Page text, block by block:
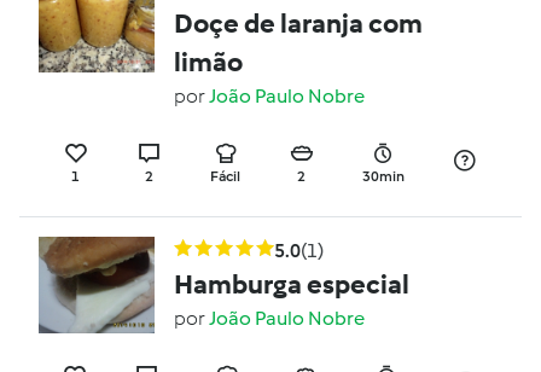
Doçe de laranja com
limão
porJoão Paulo Nobre
1 2 Fácil 2 30min
5.0(1)
Hamburga especial
porJoão Paulo Nobre